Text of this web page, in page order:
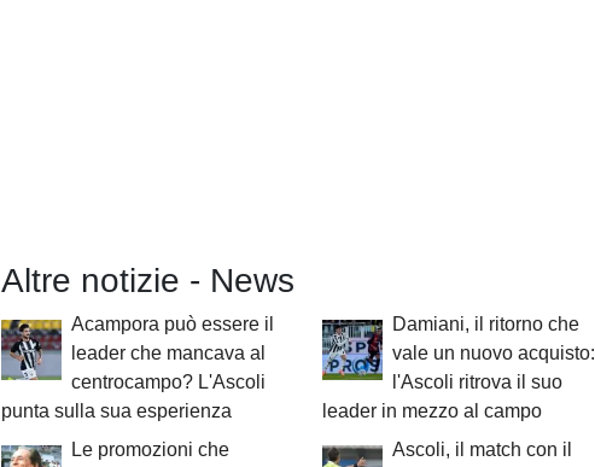
Altre notizie - News
Acampora può essere il
leader che mancava al
centrocampo? L'Ascoli
punta sulla sua esperienza
Damiani, il ritorno che
vale un nuovo acquisto:
l'Ascoli ritrova il suo
leader in mezzo al campo
Le promozioni che
Ascoli, il match con il